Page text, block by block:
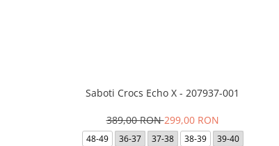
Saboti Crocs Echo X - 207937-001
389,00 RON299,00 RON
48-49 36-37 37-38 38-39
39-40